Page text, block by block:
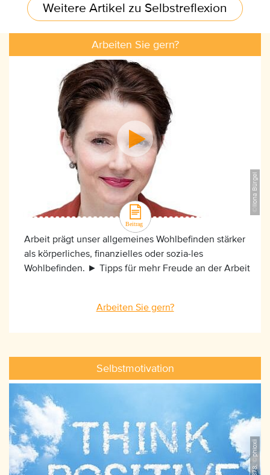
Weitere Artikel zu Selbstreflexion
Arbeiten Sie gern?
©Ilona Bürgel
Arbeit prägt unser allgemeines Wohlbefinden stärker
als körperliches, finanzielles oder sozia-les
Wohlbefinden. ► Tipps für mehr Freude an der Arbeit
Arbeiten Sie gern?
Selbstmotivation